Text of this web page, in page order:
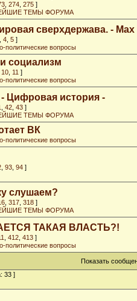
274 275 ]
ТЕМЫ ФОРУМА
сверхдержава. - Max
4 5 ]
политические вопросы
социализм
10 11 ]
политические вопросы
Цифровая история -
42 43 ]
ТЕМЫ ФОРУМА
ВК
политические вопросы
93 94 ]
слушаем?
317 318 ]
ТЕМЫ ФОРУМА
ТАКАЯ ВЛАСТЬ?!
412 413 ]
политические вопросы
Показать
33 ]